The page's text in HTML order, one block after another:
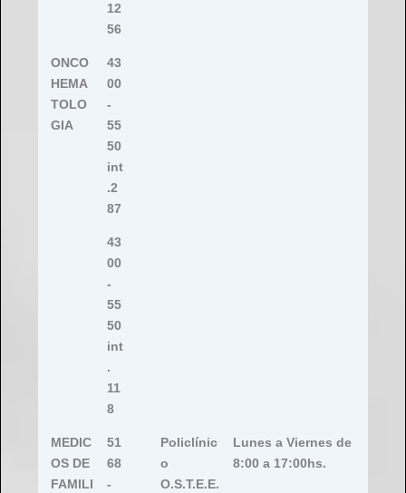
12
56
ONCO
HEMA
TOLO
GIA
43
00
-
55
50
int
.2
87
43
00
-
55
50
int
.
11
8
MEDIC
OS DE
FAMILI
51
68
-
Policlínic
o
O.S.T.E.E.
Lunes a Viernes de
8:00 a 17:00hs.